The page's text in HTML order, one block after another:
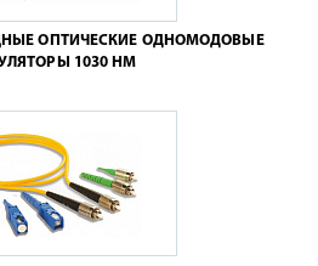
ОПТИЧЕСКИЕ ОДНОМОДОВЫЕ
1030 НМ